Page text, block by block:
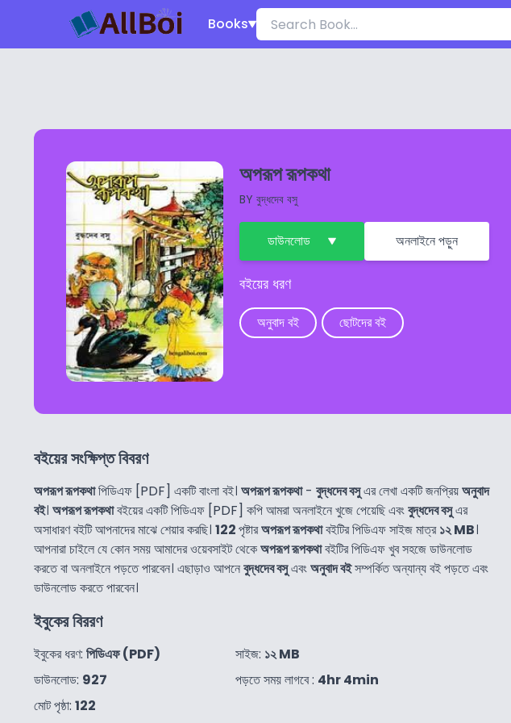
Books
অপরূপ রূপকথা
BY বুদ্ধদেব বসু
ডাউনলোড অনলাইনে পড়ুন
বইয়ের ধরণ
অনুবাদ বই ছোটদের বই
বইয়ের সংক্ষিপ্ত বিবরণ
অপরূপ রূপকথাপিডিএফ [PDF] একটি বাংলা বই। অপরূপ রূপকথা- বুদ্ধদেব বসুএর লেখা একটি জনপ্রিয়অনুবাদ
বই। অপরূপ রূপকথাবইয়ের একটি পিডিএফ [PDF] কপি আমরা অনলাইনে খুজে পেয়েছি এবংবুদ্ধদেব বসুএর
অসাধারণ বইটি আপনাদের মাঝে শেয়ার করছি। 122পৃষ্টারঅপরূপ রূপকথাবইটির পিডিএফ সাইজ মাত্র১২ MB।
আপনারা চাইলে যে কোন সময় আমাদের ওয়েবসাইট থেকেঅপরূপ রূপকথাবইটির পিডিএফ খুব সহজে ডাউনলোড
করতে বা অনলাইনে পড়তে পারবেন। এছাড়াও আপনেবুদ্ধদেব বসুএবংঅনুবাদ বইসম্পর্কিত অন্যান্য বই পড়তে এবং
ডাউনলোড করতে পারবেন।
ইবুকের বিররণ
ইবুকের ধরণ: পিডিএফ (PDF)
ডাউনলোড: 927
মোট পৃষ্ঠা: 122
সাইজ: ১২ MB
পড়তে সময় লাগবে : 4hr 4min